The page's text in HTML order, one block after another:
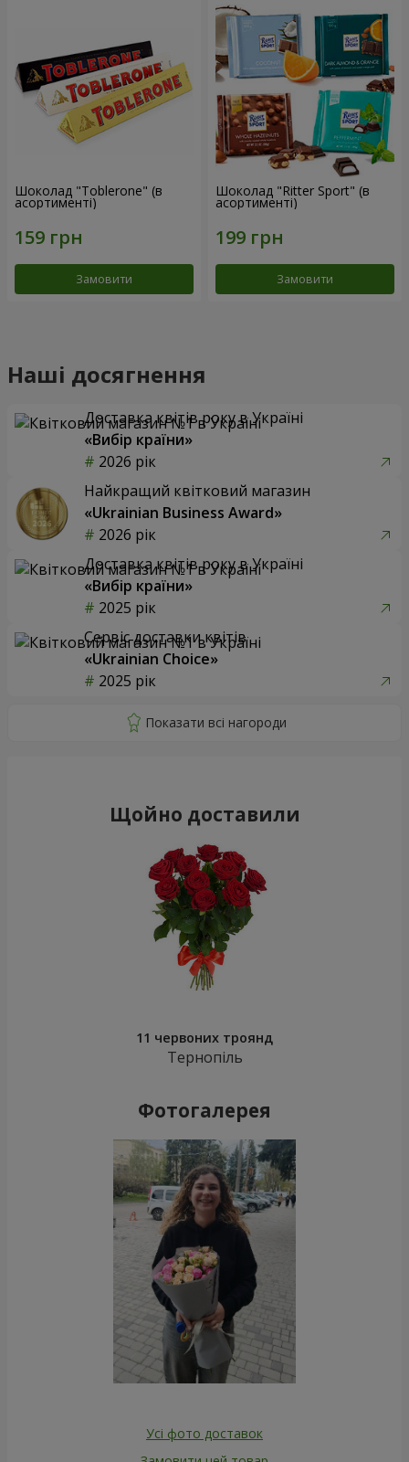
Шоколад "Toblerone" (в
асортименті)
Замовити
Шоколад "Ritter Sport" (в
асортименті)
Замовити
Наші досягнення
Доставка квітів року в Україні
«Вибір країни»
2026 рік
Найкращий квітковий магазин
«Ukrainian Business Award»
2026 рік
Доставка квітів року в Україні
«Вибір країни»
2025 рік
Сервіс доставки квітів
«Ukrainian Choice»
2025 рік
Щойно доставили
11 червоних троянд
Тернопіль
Фотогалерея
Усі фото доставок